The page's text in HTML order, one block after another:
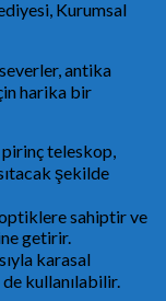
Kurumsal
antika
harika bir
pirinç teleskop,
şekilde
sahiptir ve
getirir.
karasal
kullanılabilir.